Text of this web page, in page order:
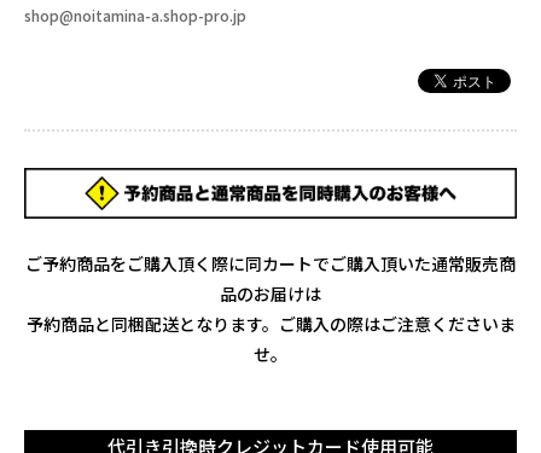
shop@noitamina-a.shop-pro.jp
ご予約商品をご購入頂く際に同カートでご購入頂いた通常販売商
品のお届けは
予約商品と同梱配送となります。ご購入の際はご注意くださいま
せ。
代引き引換時クレジットカード使用可能